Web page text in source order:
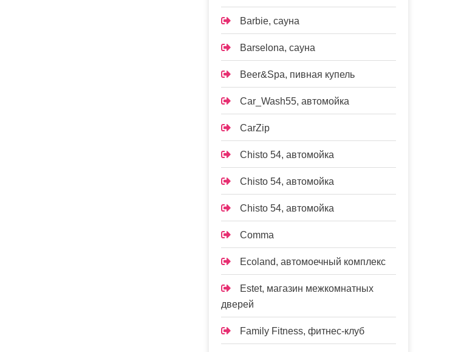
Barbie, сауна
Barselona, сауна
Beer&Spa, пивная купель
Car_Wash55, автомойка
CarZip
Chisto 54, автомойка
Chisto 54, автомойка
Chisto 54, автомойка
Comma
Ecoland, автомоечный комплекс
Estet, магазин межкомнатных
дверей
Family Fitness, фитнес-клуб